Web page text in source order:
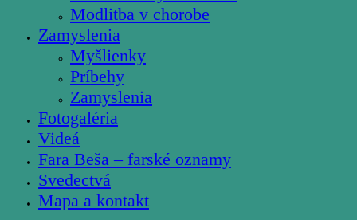
Modlitba v chorobe
Zamyslenia
Myšlienky
Príbehy
Zamyslenia
Fotogaléria
Videá
Fara Beša – farské oznamy
Svedectvá
Mapa a kontakt